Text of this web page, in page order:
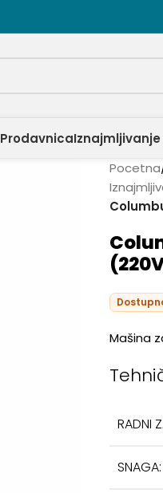
Prodavnica
Pocetna
Mašina
RADNI
SNAGA: